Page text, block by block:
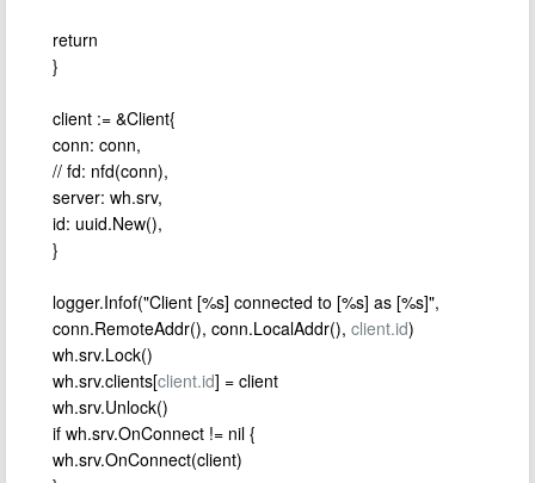
return
}
client := &Client{
conn: conn,
// fd: nfd(conn),
server: wh.srv,
id: uuid.New(),
}
logger.Infof("Client [%s] connected to [%s] as [%s]",
conn.RemoteAddr(), conn.LocalAddr(), client.id)
wh.srv.Lock()
wh.srv.clients[client.id] = client
wh.srv.Unlock()
if wh.srv.OnConnect != nil {
wh.srv.OnConnect(client)